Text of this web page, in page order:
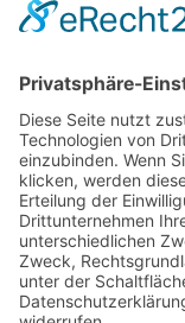
OT Gnaschwitz,
Tel. 035930 55 60 60
Fax 035930 55 60 636
post@doberschau-
Montag
9:00 -
Dienstag
9:00 -
Donnerstag 9:00 -
Freitag
9:00 -